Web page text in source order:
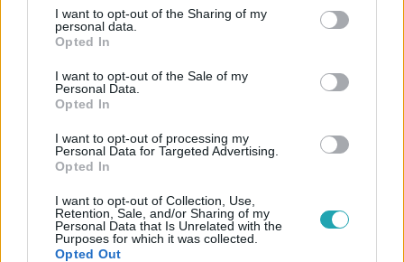
not limited to your visit or usage behaviour. You may click to
grant or deny consent to Google and its third-party tags to
use your data for below specified purposes in below Google
consent section.
I want to opt-out of the Sharing of my
personal data.
Opted In
I want to opt-out of the Sale of my
Personal Data.
Opted In
I want to opt-out of processing my
Personal Data for Targeted Advertising.
Opted In
I want to opt-out of Collection, Use,
Retention, Sale, and/or Sharing of my
Personal Data that Is Unrelated with the
Purposes for which it was collected.
Opted Out
Népszerű
6:35